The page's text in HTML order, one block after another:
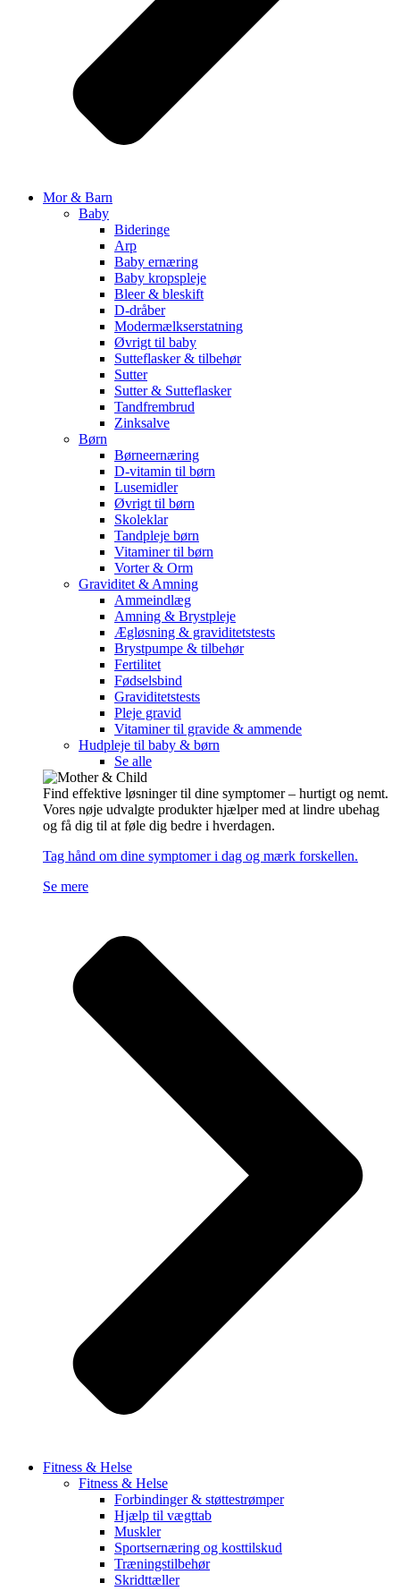
Mor & Barn
Baby
Bideringe
Arp
Baby ernæring
Baby kropspleje
Bleer & bleskift
D-dråber
Modermælkserstatning
Øvrigt til baby
Sutteflasker & tilbehør
Sutter
Sutter & Sutteflasker
Tandfrembrud
Zinksalve
Børn
Børneernæring
D-vitamin til børn
Lusemidler
Øvrigt til børn
Skoleklar
Tandpleje børn
Vitaminer til børn
Vorter & Orm
Graviditet & Amning
Ammeindlæg
Amning & Brystpleje
Ægløsning & graviditetstests
Brystpumpe & tilbehør
Fertilitet
Fødselsbind
Graviditetstests
Pleje gravid
Vitaminer til gravide & ammende
Hudpleje til baby & børn
Se alle
Find effektive løsninger til dine symptomer – hurtigt og nemt.
Vores nøje udvalgte produkter hjælper med at lindre ubehag
og få dig til at føle dig bedre i hverdagen.
Tag hånd om dine symptomer i dag og mærk forskellen.
Se mere
Fitness & Helse
Fitness & Helse
Forbindinger & støttestrømper
Hjælp til vægttab
Muskler
Sportsernæring og kosttilskud
Træningstilbehør
Skridttæller